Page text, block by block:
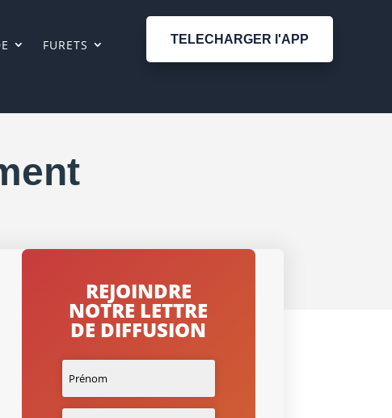
FURETS
TELECHARGER l'APP
REJOINDRE
NOTRE LETTRE
DE DIFFUSION